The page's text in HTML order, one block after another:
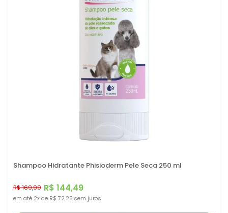
Shampoo Hidratante Phisioderm Pele Seca 250 ml
R$ 144,49
R$ 169,99
em até 2x de R$ 72,25 sem juros